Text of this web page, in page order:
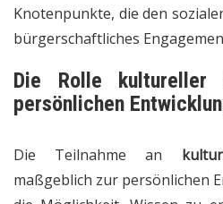
Knotenpunkte, die den
bürgerschaftliches
Die Rolle kultureller
persönlichen
Die Teilnahme an
maßgeblich zur persönlichen